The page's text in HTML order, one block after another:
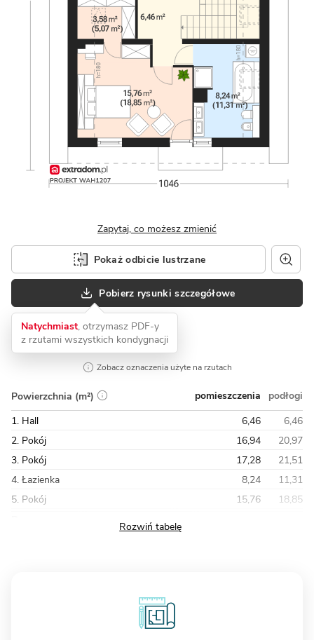
Zapytaj, co możesz zmienić
Pokaż odbicie lustrzane
Pobierz rysunki szczegółowe
Natychmiast, otrzymasz PDF-y
z rzutami wszystkich kondygnacji
Zobacz oznaczenia użyte na rzutach
Powierzchnia (m²) pomieszczenia
podłogi
1. Hall
6,46
6,46
2. Pokój
16,94
20,97
3. Pokój
17,28
21,51
4. Łazienka
8,24
11,31
5. Pokój
15,76
18,85